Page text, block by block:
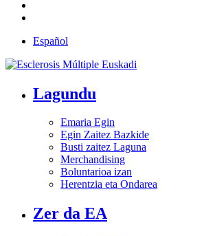
Español
Lagundu
Emaria Egin
Egin Zaitez Bazkide
Busti zaitez Laguna
Merchandising
Boluntarioa izan
Herentzia eta Ondarea
Zer da EA